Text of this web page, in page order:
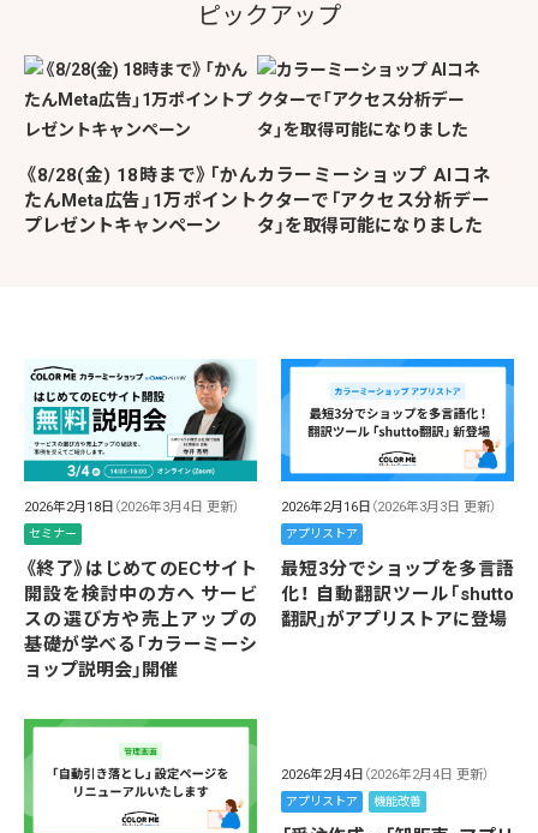
ピックアップ
《8/28(金) 18時まで》「かん
たんMeta広告」1万ポイント
プレゼントキャンペーン
カラーミーショップ AIコネ
クターで「アクセス分析デー
タ」を取得可能になりました
2026年2月18日 （2026年3月4日 更新）
セミナー
《終了》はじめてのECサイト
開設を検討中の方へ サービ
スの選び方や売上アップの
基礎が学べる「カラーミーシ
ョップ説明会」開催
2026年2月16日 （2026年3月3日 更新）
アプリストア
最短3分でショップを多言語
化！ 自動翻訳ツール「shutto
翻訳」がアプリストアに登場
2026年2月4日 （2026年2月4日 更新）
アプリストア 機能改善